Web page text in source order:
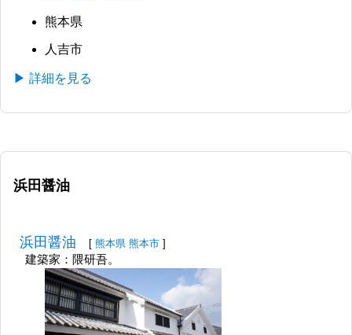
熊本県
人吉市
▶ 詳細を見る
浜田醤油
浜田醤油 [ 熊本県 熊本市 ]
建築家：隈研吾。